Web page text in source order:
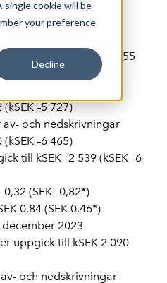
cookie will be
your preference
Decline
2023
uppgick till
kSEK 10 755
(kSEK –5 727)
och nedskrivningar
(kSEK –6 465)
till kSEK –2 539 (kSEK –6
–0,32 (SEK –0,82*)
0,84 (SEK 0,46*)
2023
uppgick till kSEK 2 090
och nedskrivningar